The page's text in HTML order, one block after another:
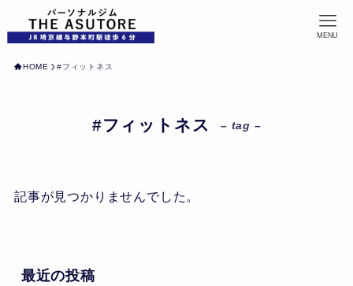
MENU
HOME #フィットネス
#フィットネス – tag –
記事が見つかりませんでした。
最近の投稿